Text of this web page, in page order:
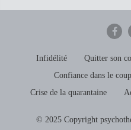
Infidélité Quitter son
Confiance dans le
Crise de la quarantaine
© 2025 Copyright